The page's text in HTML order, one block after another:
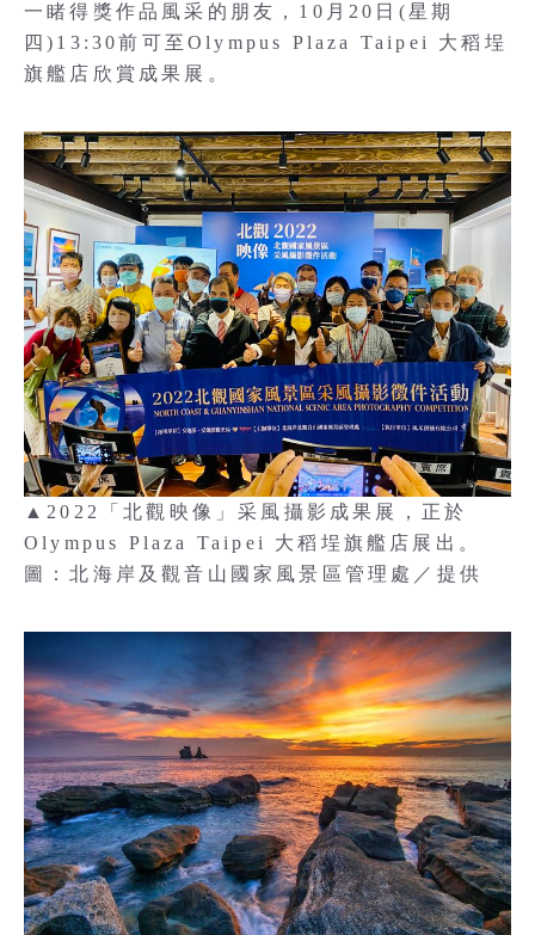
一睹得獎作品風采的朋友，10月20日(星期
四)13:30前可至Olympus Plaza Taipei 大稻埕
旗艦店欣賞成果展。
▲2022「北觀映像」采風攝影成果展，正於
Olympus Plaza Taipei 大稻埕旗艦店展出。
圖：北海岸及觀音山國家風景區管理處／提供